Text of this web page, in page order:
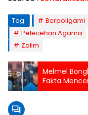
Tag: Berpoligami
Pelecehan Agama
Zalim
Melmel
Fakta